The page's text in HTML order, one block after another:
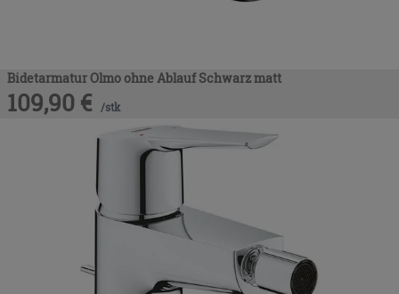
Bidetarmatur Olmo ohne Ablauf Schwarz matt
109,90 € /stk